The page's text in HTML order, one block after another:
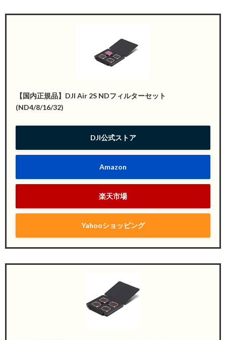
【国内正規品】DJI Air 2S NDフィルターセット
(ND4/8/16/32)
DJI公式ストア
Amazon
楽天市場
Yahooショッピング